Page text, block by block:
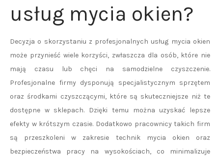
usług mycia okien?
Decyzja o skorzystaniu z profesjonalnych usług mycia okien
może przynieść wiele korzyści, zwłaszcza dla osób, które nie
mają czasu lub chęci na samodzielne czyszczenie.
Profesjonalne firmy dysponują specjalistycznym sprzętem
oraz środkami czyszczącymi, które są skuteczniejsze niż te
dostępne w sklepach. Dzięki temu można uzyskać lepsze
efekty w krótszym czasie. Dodatkowo pracownicy takich firm
są przeszkoleni w zakresie technik mycia okien oraz
bezpieczeństwa pracy na wysokościach, co minimalizuje